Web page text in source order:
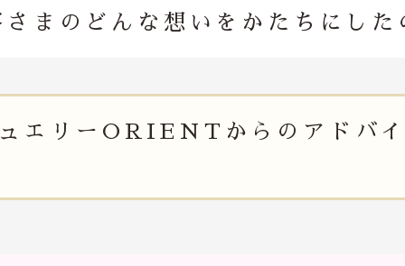
さまのどんな想いを かたちにした
エリー ORIENTからの アドバ